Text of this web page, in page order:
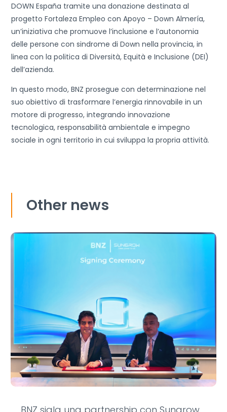
DOWN España tramite una donazione destinata al
progetto Fortaleza Empleo con Apoyo – Down Almería,
un’iniziativa che promuove l’inclusione e l’autonomia
delle persone con sindrome di Down nella provincia, in
linea con la politica di Diversità, Equità e Inclusione (DEI)
dell’azienda.
In questo modo, BNZ prosegue con determinazione nel
suo obiettivo di trasformare l’energia rinnovabile in un
motore di progresso, integrando innovazione
tecnologica, responsabilità ambientale e impegno
sociale in ogni territorio in cui sviluppa la propria attività.
Other news